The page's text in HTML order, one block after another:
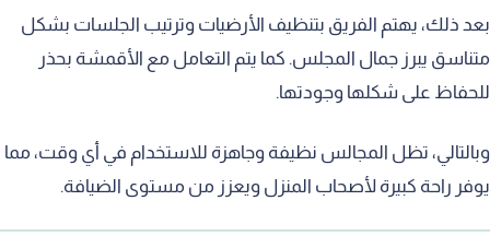
بعد ذلك، يهتم الفريق بتنظيف الأرضيات وترتيب الجلسات بشكل
متناسق يبرز جمال المجلس. كما يتم التعامل مع الأقمشة بحذر
للحفاظ على شكلها وجودتها.
وبالتالي، تظل المجالس نظيفة وجاهزة للاستخدام في أي وقت، مما
يوفر راحة كبيرة لأصحاب المنزل ويعزز من مستوى الضيافة.